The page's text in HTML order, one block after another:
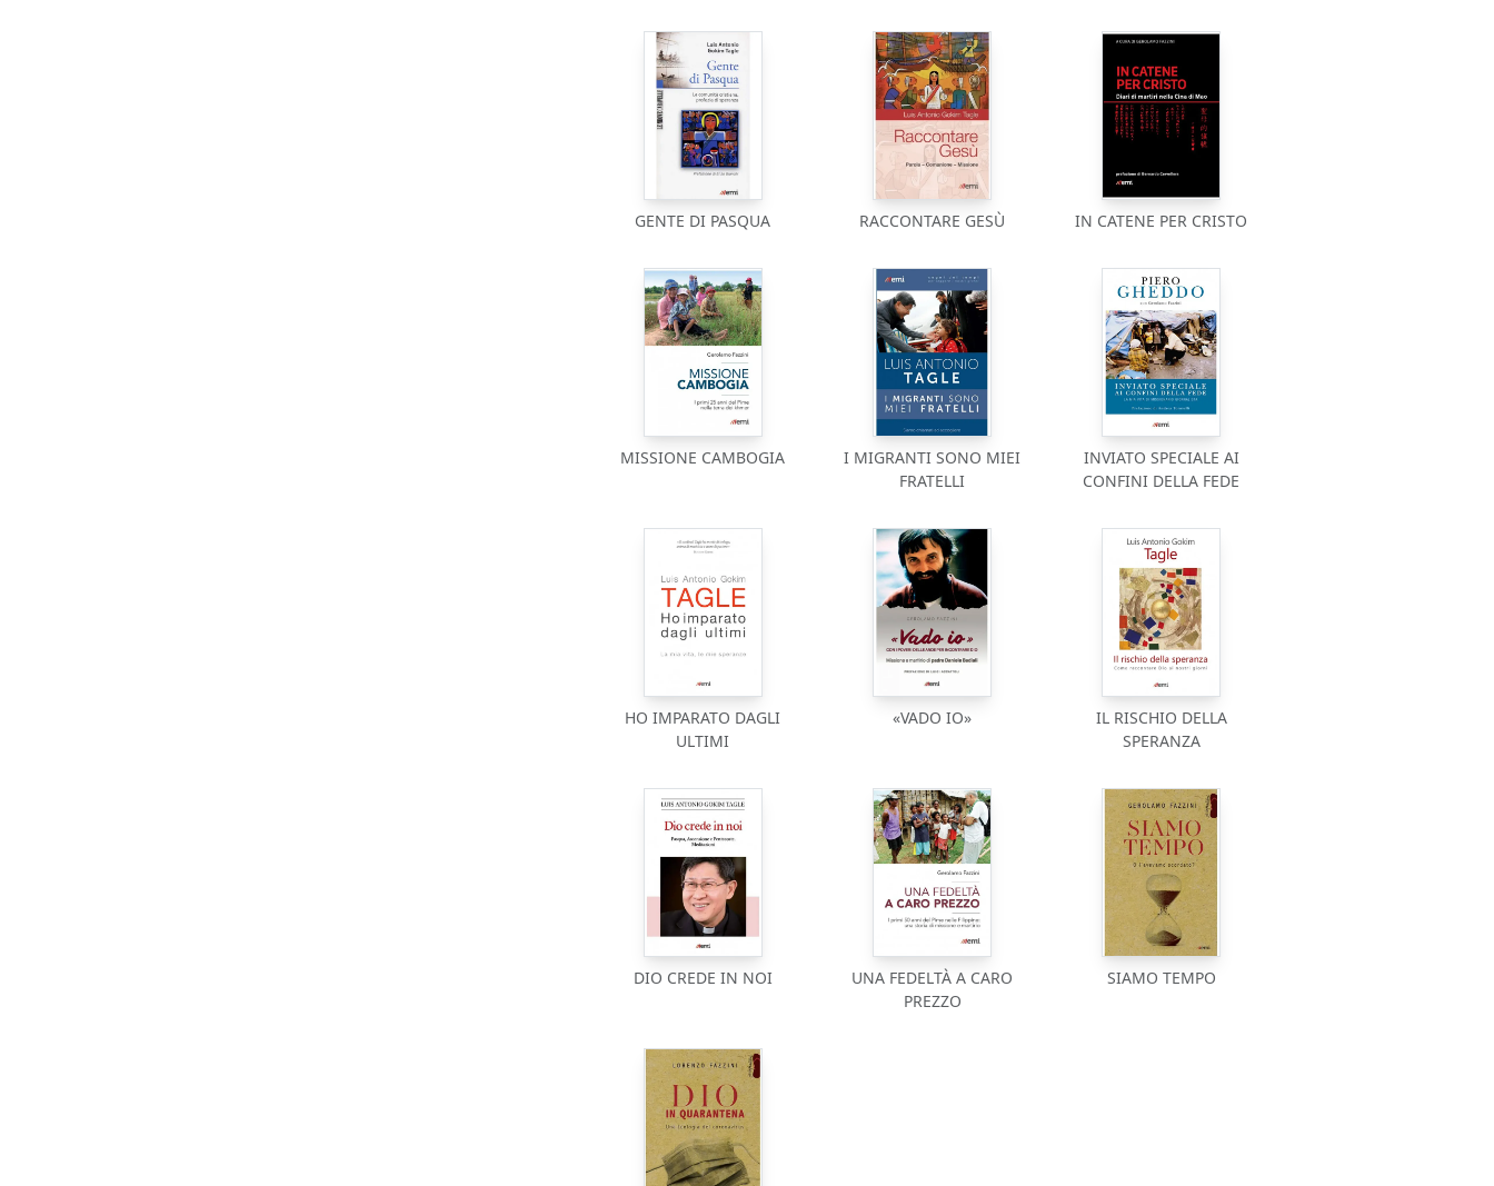
GENTE DI PASQUA RACCONTARE GESÙ IN CATENE PER CRISTO
MISSIONE CAMBOGIA
I MIGRANTI SONO MIEI
FRATELLI
INVIATO SPECIALE AI
CONFINI DELLA FEDE
HO IMPARATO DAGLI
ULTIMI
«VADO IO»
IL RISCHIO DELLA
SPERANZA
DIO CREDE IN NOI
UNA FEDELTÀ A CARO
PREZZO
SIAMO TEMPO